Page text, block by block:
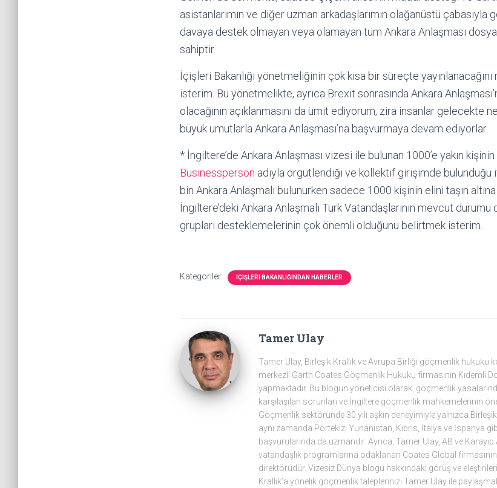
asistanlarımın ve diğer uzman arkadaşlarımın olağanüstü çabasıyla
davaya destek olmayan veya olamayan tüm Ankara Anlaşması
sahiptir.
İçişleri Bakanlığı yönetmeliğinin çok kısa bir süreçte
isterim. Bu yönetmelikte, ayrıca Brexit sonrasında Ankara
olacağının açıklanmasını da ümit ediyorum, zira insanlar gelecekte
büyük umutlarla Ankara Anlaşması’na başvurmaya devam ediyorlar.
* İngiltere’de Ankara Anlaşması vizesi ile bulunan 1000’e yakın kişinin
Businessperson adıyla örgütlendiği ve kollektif girişimde bulunduğu
bin Ankara Anlaşmalı bulunurken sadece 1000 kişinin elini taşın
İngiltere’deki Ankara Anlaşmalı Türk Vatandaşlarının mevcut
grupları desteklemelerinin çok önemli olduğunu belirtmek isterim.
Kategoriler: İÇIŞLERI BAKANLIĞINDAN HABERLER
Tamer Ulay
Tamer Ulay, Birleşik Krallık ve Avrupa Birliği göçmenlik
merkezli Garth Coates Göçmenlik Hukuku firmasının Kıdemli
yapmaktadır. Bu blogun yöneticisi olarak, göçmenlik
karşılaşılan sorunları ve İngiltere göçmenlik mahkemelerinin
Göçmenlik sektöründe 30 yılı aşkın deneyimiyle yalnızca
aynı zamanda Portekiz, Yunanistan, Kıbrıs, İtalya ve İspanya
başvurularında da uzmandır. Ayrıca, Tamer Ulay, AB ve
vatandaşlık programlarına odaklanan Coates Global
direktörüdür. Vizesiz Dünya blogu hakkındaki görüş ve
Krallık’a yönelik göçmenlik taleplerinizi Tamer Ulay ile